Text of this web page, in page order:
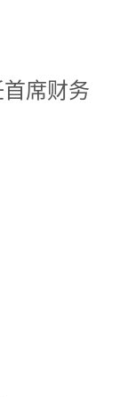
首席财务